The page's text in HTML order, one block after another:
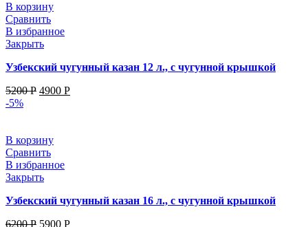
В корзину
Сравнить
В избранное
Закрыть
Узбекский чугунный казан 12 л., с чугунной крышкой
5200Р 4900 Р
-5%
В корзину
Сравнить
В избранное
Закрыть
Узбекский чугунный казан 16 л., с чугунной крышкой
6200Р 5900 Р